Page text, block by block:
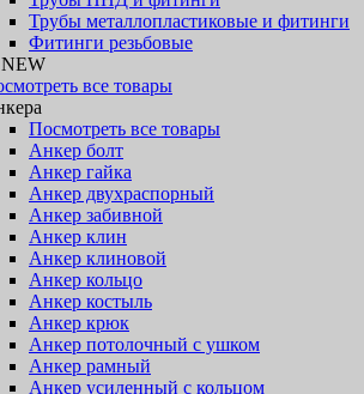
Трубы металлопластиковые и фитинги
Фитинги резьбовые
все товары
Посмотреть все товары
Анкер болт
Анкер гайка
Анкер двухраспорный
Анкер забивной
Анкер клин
Анкер клиновой
Анкер кольцо
Анкер костыль
Анкер крюк
Анкер потолочный с ушком
Анкер рамный
Анкер усиленный с кольцом